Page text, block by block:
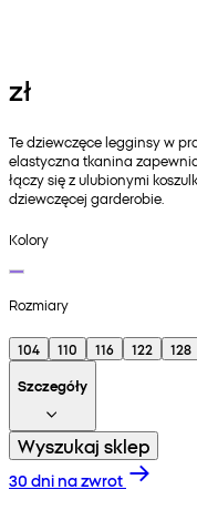
zł
Te dziewczęce legginsy w
elastyczna tkanina
łączy się z ulubionymi
dziewczęcej garderobie.
Kolory
Rozmiary
104 110 116 122 128
Szczegóły
Wyszukaj sklep
30 dni na zwrot